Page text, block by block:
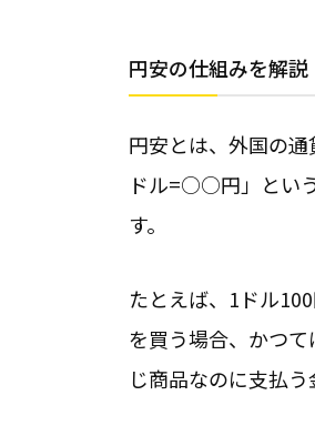
円安の仕組みを解説
円安とは、外国の
ドル=○○円」とい
す。
たとえば、1ドル
を買う場合、かつ
じ商品なのに支払う